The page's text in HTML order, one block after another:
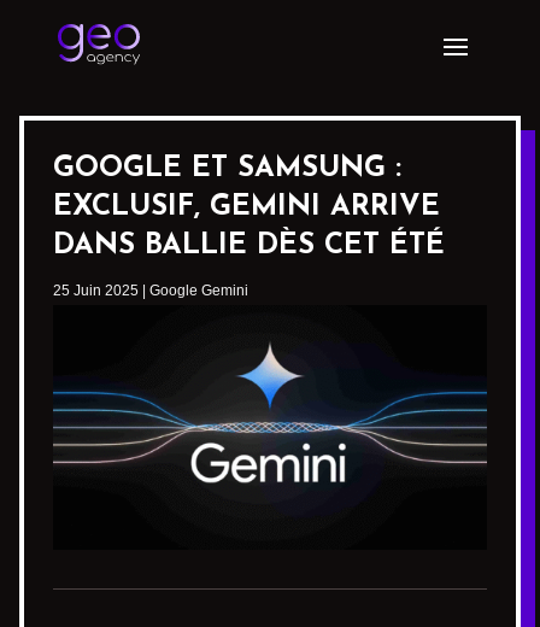
GOOGLE ET SAMSUNG :
EXCLUSIF, GEMINI ARRIVE
DANS BALLIE DÈS CET ÉTÉ
25 Juin 2025 Google Gemini